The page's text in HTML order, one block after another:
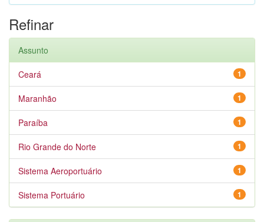
Refinar
Assunto
1
Ceará
1
Maranhão
1
Paraíba
1
Rio Grande do Norte
1
Sistema Aeroportuário
1
Sistema Portuário